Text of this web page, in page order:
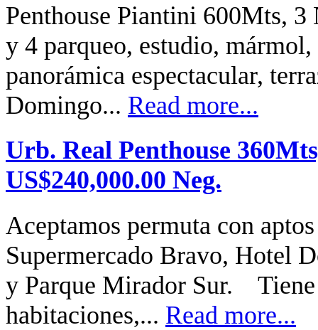
Penthouse Piantini 600Mts,
y 4 parqueo, estudio,
panorámica espectacular,
Domingo... Read more...
Urb. Real Penthouse
US$240,000.00 Neg.
Aceptamos permuta con
Supermercado Bravo, Hotel
y Parque Mirador Sur.
habitaciones,... Read more...